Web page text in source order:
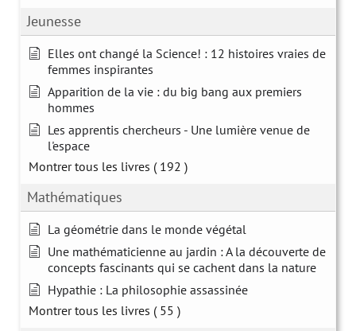
Jeunesse
Elles ont changé la Science! : 12 histoires vraies de
femmes inspirantes
Apparition de la vie : du big bang aux premiers
hommes
Les apprentis chercheurs - Une lumière venue de
l'espace
Montrer tous les livres ( 192 )
Mathématiques
La géométrie dans le monde végétal
Une mathématicienne au jardin : A la découverte de
concepts fascinants qui se cachent dans la nature
Hypathie : La philosophie assassinée
Montrer tous les livres ( 55 )